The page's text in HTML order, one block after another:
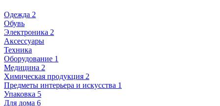
Одежда 2
Обувь
Электроника 2
Аксессуары
Техника
Оборудование 1
Медицина 2
Химическая продукция 2
Предметы интерьера и искусства 1
Упаковка 5
Для дома 6